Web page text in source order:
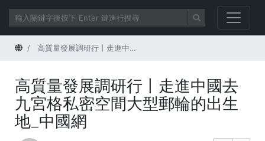
首頁 高質量發展調研行丨走進中國去九宮格私密空間大型郵輪的出生地_中國網
高質量發展調研行丨走進中國去
九宮格私密空間大型郵輪的出生
地_中國網